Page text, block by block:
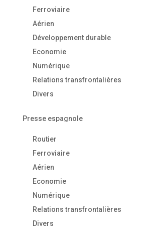
Ferroviaire
Aérien
Développement durable
Economie
Numérique
Relations transfrontalières
Divers
Presse espagnole
Routier
Ferroviaire
Aérien
Economie
Numérique
Relations transfrontalières
Divers